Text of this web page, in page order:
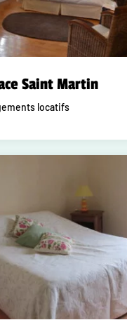
Saint Martin
locatifs